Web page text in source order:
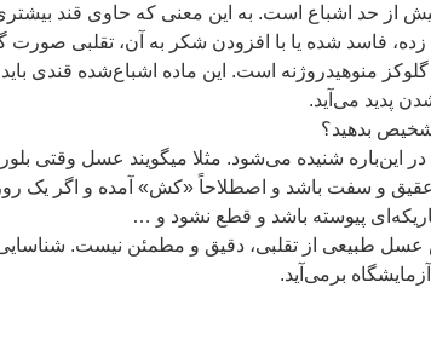
حد اشباع است. به این معنی که حاوی قند بیشتری
فاسد شده یا با افزودن شکر به آن، تقلبی صورت
منوهیدروژنه است. این ماده اشباع‌شده قندی
پدید می‌آید.
بدهید؟
این‌باره شنیده می‌شود. مثلا میگویند عسل وقتی
عقیق و سفت باشد و اصطلاحاً «کش» آمده و اگر یک
پیوسته باشد و قطع نشود و …
عسل طبیعی از تقلبی، دقیق و مطمئن نیست.
برمی‌آید.